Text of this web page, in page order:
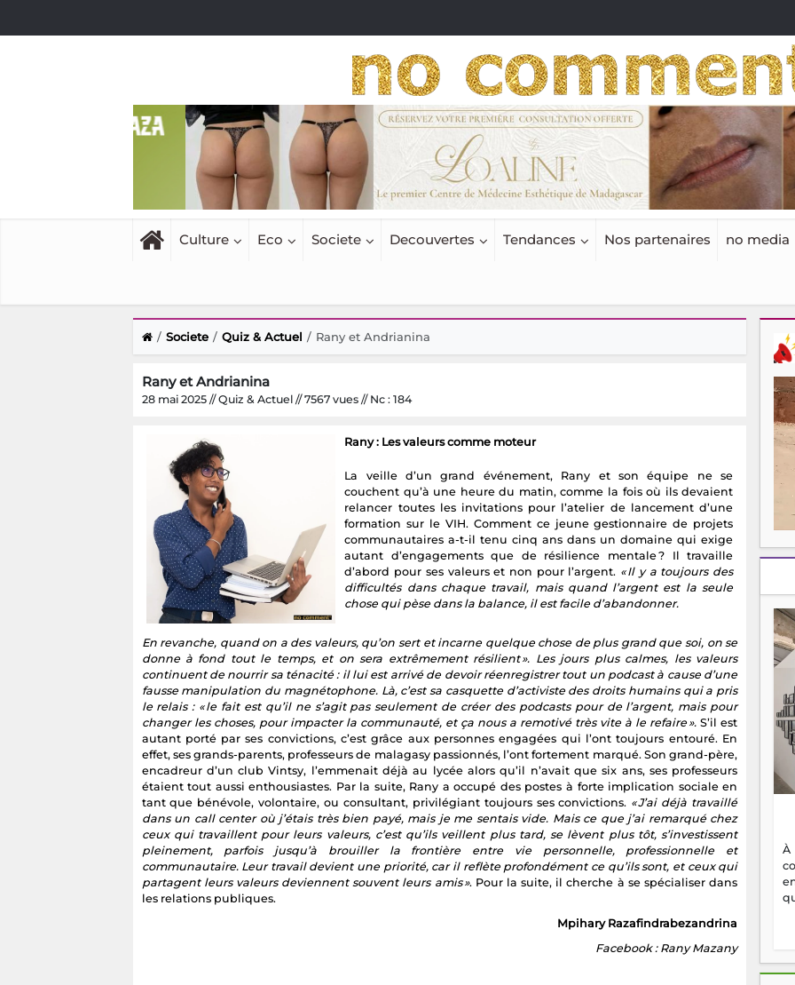
Culture Eco Societe Decouvertes Tendances Nos partenaires no media
Societe Quiz & Actuel Rany et Andrianina
Rany et Andrianina
28 mai 2025 // Quiz & Actuel // 7567 vues // Nc : 184
Rany : Les valeurs comme moteur
La veille d’un grand événement, Rany et son équipe ne se
couchent qu’à une heure du matin, comme la fois où ils devaient
relancer toutes les invitations pour l’atelier de lancement d’une
formation sur le VIH. Comment ce jeune gestionnaire de projets
communautaires a-t-il tenu cinq ans dans un domaine qui exige
autant d’engagements que de résilience mentale ? Il travaille
d’abord pour ses valeurs et non pour l’argent. « Il y a toujours des
difficultés dans chaque travail, mais quand l’argent est la seule
chose qui pèse dans la balance, il est facile d’abandonner.
En revanche, quand on a des valeurs, qu’on sert et incarne quelque chose de plus grand que soi, on se
donne à fond tout le temps, et on sera extrêmement résilient ». Les jours plus calmes, les valeurs
continuent de nourrir sa ténacité : il lui est arrivé de devoir réenregistrer tout un podcast à cause d’une
fausse manipulation du magnétophone. Là, c’est sa casquette d’activiste des droits humains qui a pris
le relais : « le fait est qu’il ne s’agit pas seulement de créer des podcasts pour de l’argent, mais pour
changer les choses, pour impacter la communauté, et ça nous a remotivé très vite à le refaire ». S’il est
autant porté par ses convictions, c’est grâce aux personnes engagées qui l’ont toujours entouré. En
effet, ses grands-parents, professeurs de malagasy passionnés, l’ont fortement marqué. Son grand-père,
encadreur d’un club Vintsy, l’emmenait déjà au lycée alors qu’il n’avait que six ans, ses professeurs
étaient tout aussi enthousiastes. Par la suite, Rany a occupé des postes à forte implication sociale en
tant que bénévole, volontaire, ou consultant, privilégiant toujours ses convictions. « J’ai déjà travaillé
dans un call center où j’étais très bien payé, mais je me sentais vide. Mais ce que j’ai remarqué chez
ceux qui travaillent pour leurs valeurs, c’est qu’ils veillent plus tard, se lèvent plus tôt, s’investissent
pleinement, parfois jusqu’à brouiller la frontière entre vie personnelle, professionnelle et
communautaire. Leur travail devient une priorité, car il reflète profondément ce qu’ils sont, et ceux qui
partagent leurs valeurs deviennent souvent leurs amis ». Pour la suite, il cherche à se spécialiser dans
les relations publiques.
Mpihary Razafindrabezandrina
Facebook : Rany Mazany